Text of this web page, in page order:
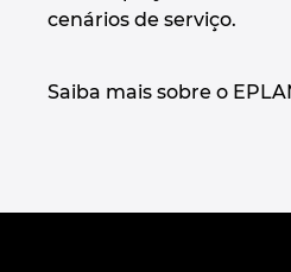
cenários de serviço.
Saiba mais sobre o